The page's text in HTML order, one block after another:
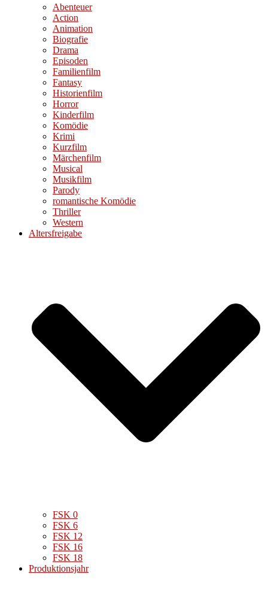
Abenteuer
Action
Animation
Biografie
Drama
Episoden
Familienfilm
Fantasy
Historienfilm
Horror
Kinderfilm
Komödie
Krimi
Kurzfilm
Märchenfilm
Musical
Musikfilm
Parody
romantische Komödie
Thriller
Western
Altersfreigabe
FSK 0
FSK 6
FSK 12
FSK 16
FSK 18
Produktionsjahr